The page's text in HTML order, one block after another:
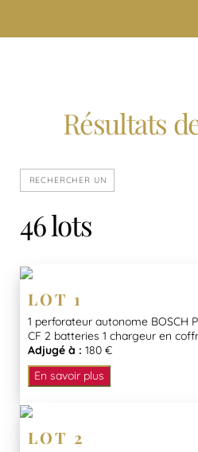
Résultats
46 lots
LOT 1
1 perforateur autonome BOSCH
CF 2 batteries 1 chargeur en
Adjugé à : 180 €
En savoir plus
LOT 2